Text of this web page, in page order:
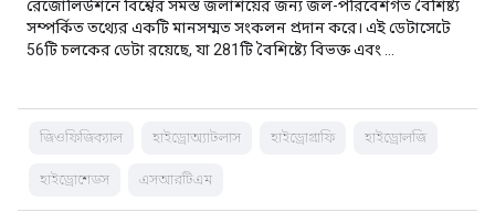
রেজোলিউশনে বিশ্বের সমস্ত জলাশয়ের জন্য জল-পরিবেশগত বৈশিষ্ট্য
সম্পর্কিত তথ্যের একটি মানসম্মত সংকলন প্রদান করে। এই ডেটাসেটে
56টি চলকের ডেটা রয়েছে, যা 281টি বৈশিষ্ট্যে বিভক্ত এবং …
জিওফিজিক্যাল হাইড্রোঅ্যাটলাস হাইড্রোগ্রাফি হাইড্রোলজি
হাইড্রোশেডস এসআরটিএম